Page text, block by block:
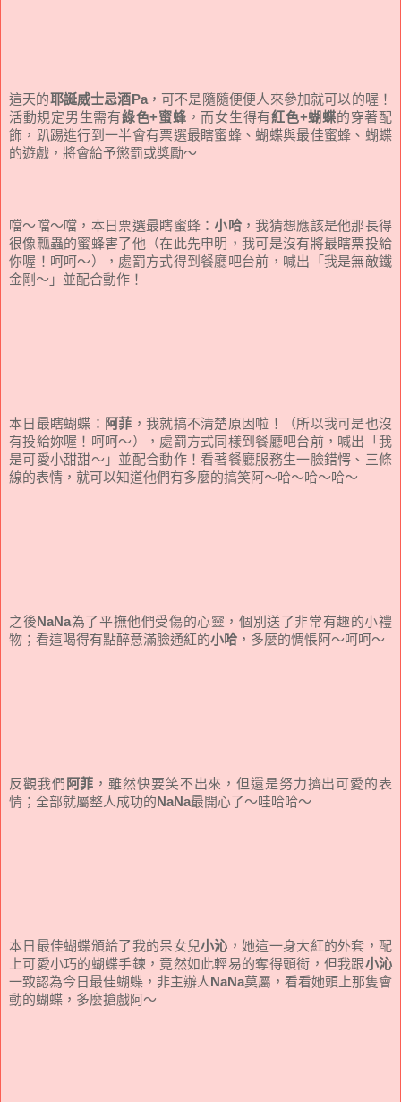
這天的耶誕威士忌酒Pa，可不是隨隨便便人來參加就可以的喔！
活動規定男生需有綠色+蜜蜂，而女生得有紅色+蝴蝶的穿著配
飾，趴踢進行到一半會有票選最瞎蜜蜂、蝴蝶與最佳蜜蜂、蝴蝶
的遊戲，將會給予懲罰或獎勵～
噹～噹～噹，本日票選最瞎蜜蜂：小哈 ，我猜想應該是他那長得
很像瓢蟲的蜜蜂害了他（在此先申明，我可是沒有將最瞎票投給
你喔！呵呵～），處罰方式得到餐廳吧台前，喊出「我是無敵鐵
金剛～」並配合動作！
本日最瞎蝴蝶： 阿菲 ，我就搞不清楚原因啦！（所以我可是也沒
有投給妳喔！呵呵～），處罰方式同樣到餐廳吧台前，喊出「我
是可愛小甜甜～」並配合動作！看著餐廳服務生一臉錯愕、三條
線的表情，就可以知道他們有多麼的搞笑阿～哈～哈～哈～
之後NaNa為了平撫他們受傷的心靈，個別送了非常有趣的小禮
物；看這喝得有點醉意滿臉通紅的小哈 ，多麼的惆悵阿～呵呵～
反觀我們 阿菲 ，雖然快要笑不出來，但還是努力擠出可愛的表
情；全部就屬整人成功的NaNa最開心了～哇哈哈～
本日最佳蝴蝶頒給了我的呆女兒小沁 ，她這一身大紅的外套，配
上可愛小巧的蝴蝶手鍊，竟然如此輕易的奪得頭銜，但我跟小沁
一致認為今日最佳蝴蝶，非主辦人NaNa莫屬，看看她頭上那隻會
動的蝴蝶，多麼搶戲阿～